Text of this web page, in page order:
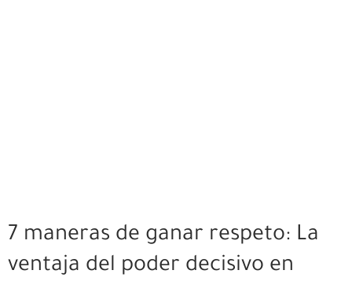
7 maneras de ganar respeto: La
ventaja del poder decisivo en